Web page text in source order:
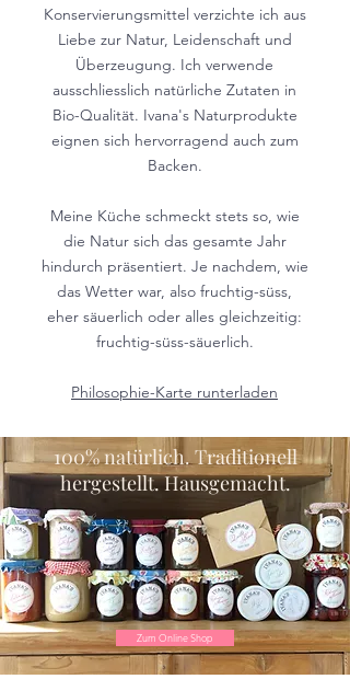
Konservierungsmittel verzichte ich aus
Liebe zur Natur, Leidenschaft und
Überzeugung. Ich verwende
ausschliesslich natürliche Zutaten in
Bio-Qualität. Ivana's Naturprodukte
eignen sich hervorragend auch zum
Backen.
Meine Küche schmeckt stets so, wie
die Natur sich das gesamte Jahr
hindurch präsentiert. Je nachdem, wie
das Wetter war, also fruchtig-süss,
eher säuerlich oder alles gleichzeitig:
fruchtig-süss-säuerlich.
Philosophie-Karte runterladen
100% natürlich. Traditionell
hergestellt. Hausgemacht.
Zum Online Shop